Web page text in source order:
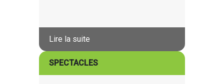
Lire la suite
SPECTACLES